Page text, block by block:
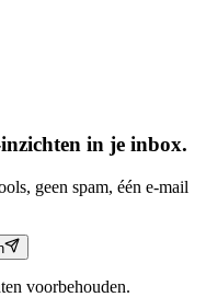
in je inbox.
geen spam, één e-mail
voorbehouden.